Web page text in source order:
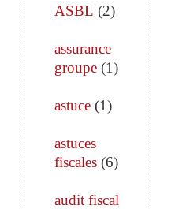
ASBL (2)
assurance
groupe (1)
astuce (1)
astuces
fiscales (6)
audit fiscal